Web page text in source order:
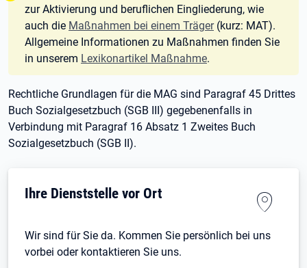
zur Aktivierung und beruflichen Eingliederung, wie
auch die Maßnahmen bei einem Träger(kurz: MAT).
Allgemeine Informationen zu Maßnahmen finden Sie
in unserem Lexikonartikel Maßnahme.
Rechtliche Grundlagen für die MAG sind Paragraf 45 Drittes
Buch Sozialgesetzbuch (SGB III) gegebenenfalls in
Verbindung mit Paragraf 16 Absatz 1 Zweites Buch
Sozialgesetzbuch (SGB II).
Ihre Dienststelle vor Ort
Wir sind für Sie da. Kommen Sie persönlich bei uns
vorbei oder kontaktieren Sie uns.